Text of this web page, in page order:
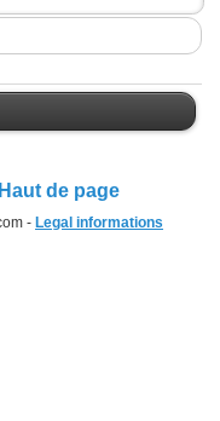
Haut de page
- Legal informations